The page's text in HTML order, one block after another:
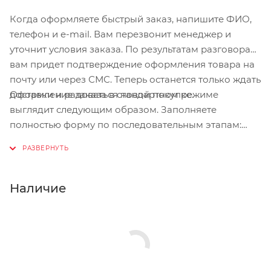
Цвет
Matte Trooper Green/Grey
Страна
Чехия
Когда оформляете быстрый заказ, напишите ФИО,
телефон и e-mail. Вам перезвонит менеджер и
уточнит условия заказа. По результатам разговора
вам придет подтверждение оформления товара на
почту или через СМС. Теперь останется только ждать
доставки и радоваться новой покупке.
Оформление заказа в стандартном режиме
выглядит следующим образом. Заполняете
полностью форму по последовательным этапам:
Нажмите кнопку «Оформить заказ».
Наличие